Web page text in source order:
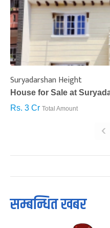
Suryadarshan Height
House for Sale at
Rs. 3 Cr Total Amount
‹
सम्बन्धित खबर